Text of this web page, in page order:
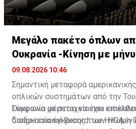
Μεγάλο πακέτο όπλων
Ουκρανία -Κίνηση με
Μόσχα;
09.08.2026 10:46
Σημαντική μεταφορά
οπλικών συστημάτων από την
Ουκρανία φέρεται να έχει
διαδικασία έγκρισης των
Σύμφωνα με στοιχεία που
Congressional Record των ΗΠΑ, η